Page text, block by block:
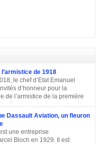
de 1918
le chef d’Etat Emanuel
d’honneur pour la
de l’armistice de la première
environ 70 chefs d’Etats
ans de l’armistice de 1918.
se sont poursuivies par
discours du président
Dassault Aviation, un fleuron
une entreprise
Bloch en 1929. Il est